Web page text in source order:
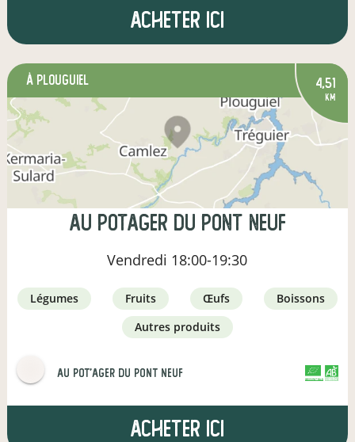
Acheter ici
à Plouguiel 4,51
km
Au Potager Du Pont Neuf
Vendredi 18:00-19:30
légumes fruits œufs
boissons
autres produits
Au Pot'ager Du Pont Neuf CERTIFIÉ PAR FR-BIO-01
AGRICULTURE FRANCE
Acheter ici